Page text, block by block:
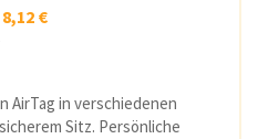
8,12 €
AirTag in verschiedenen
Sitz. Persönliche